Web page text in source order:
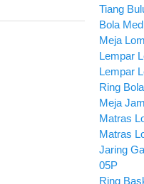
Tiang
Bola
Meja
Lempar
Lempar
Ring
Meja
Matras
Matras
Jaring
05P
Ring